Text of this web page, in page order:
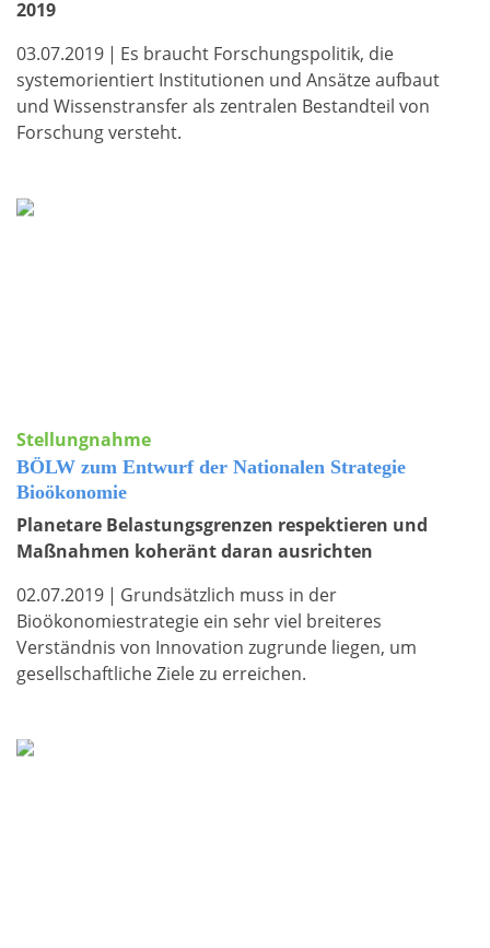
2019
03.07.2019 | Es braucht Forschungspolitik, die
systemorientiert Institutionen und Ansätze aufbaut
und Wissenstransfer als zentralen Bestandteil von
Forschung versteht.
Stellungnahme
BÖLW zum Entwurf der Nationalen Strategie
Bioökonomie
Planetare Belastungsgrenzen respektieren und
Maßnahmen koheränt daran ausrichten
02.07.2019 | Grundsätzlich muss in der
Bioökonomiestrategie ein sehr viel breiteres
Verständnis von Innovation zugrunde liegen, um
gesellschaftliche Ziele zu erreichen.